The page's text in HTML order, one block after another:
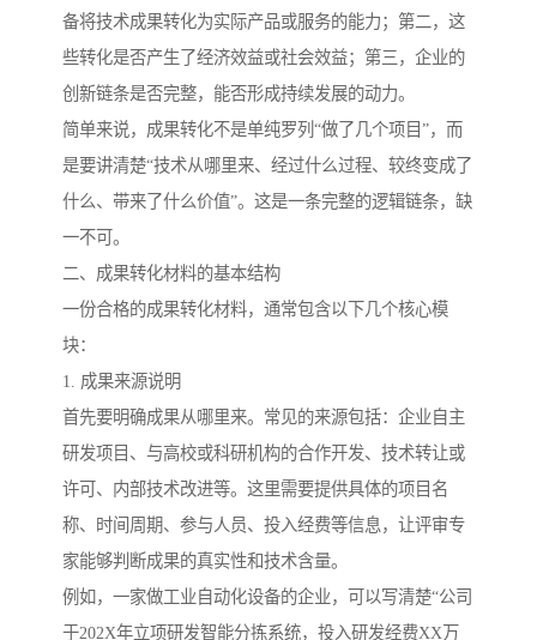
备将技术成果转化为实际产品或服务的能力；第二，这
些转化是否产生了经济效益或社会效益；第三，企业的
创新链条是否完整，能否形成持续发展的动力。
简单来说，成果转化不是单纯罗列“做了几个项目”，而
是要讲清楚“技术从哪里来、经过什么过程、较终变成了
什么、带来了什么价值”。这是一条完整的逻辑链条，缺
一不可。
二、成果转化材料的基本结构
一份合格的成果转化材料，通常包含以下几个核心模
块：
1. 成果来源说明
首先要明确成果从哪里来。常见的来源包括：企业自主
研发项目、与高校或科研机构的合作开发、技术转让或
许可、内部技术改进等。这里需要提供具体的项目名
称、时间周期、参与人员、投入经费等信息，让评审专
家能够判断成果的真实性和技术含量。
例如，一家做工业自动化设备的企业，可以写清楚“公司
于202X年立项研发智能分拣系统，投入研发经费XX万